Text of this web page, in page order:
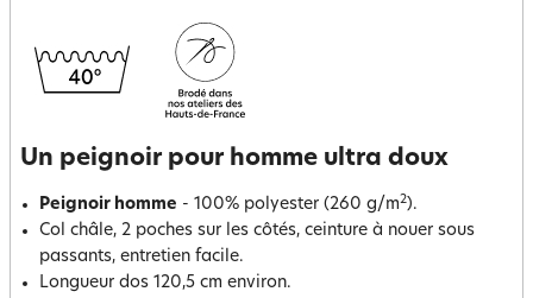
Un peignoir pour homme ultra doux
Peignoir homme - 100% polyester (260 g/m2).
Col châle, 2 poches sur les côtés, ceinture à nouer sous
passants, entretien facile.
Longueur dos 120,5 cm environ.